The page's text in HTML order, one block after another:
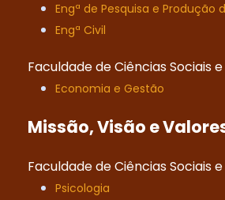
Engª de Pesquisa e Produção
Engª Civil
Faculdade de Ciências Sociais
Economia e Gestão
Missão, Visão e
Faculdade de Ciências Sociais
Psicologia